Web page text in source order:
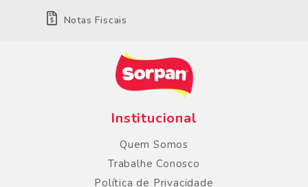
Notas Fiscais
Institucional
Quem Somos
Trabalhe Conosco
Política de Privacidade